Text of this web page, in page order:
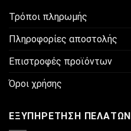
μπορούν
επιλεγούν
στη
σελίδα
Τρόποι πληρωμής
Πληροφορίες αποστολής
Επιστροφές προϊόντων
Όροι χρήσης
ΕΞΥΠΗΡΈΤΗΣΗ ΠΕΛΑΤΏΝ